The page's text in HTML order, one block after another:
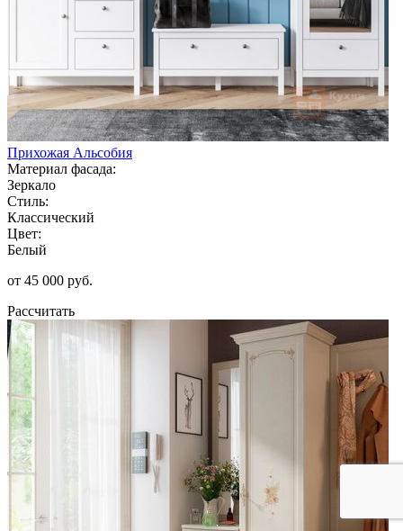
Прихожая Альсобия
Материал фасада:
Зеркало
Стиль:
Классический
Цвет:
Белый
от 45 000 руб.
Рассчитать